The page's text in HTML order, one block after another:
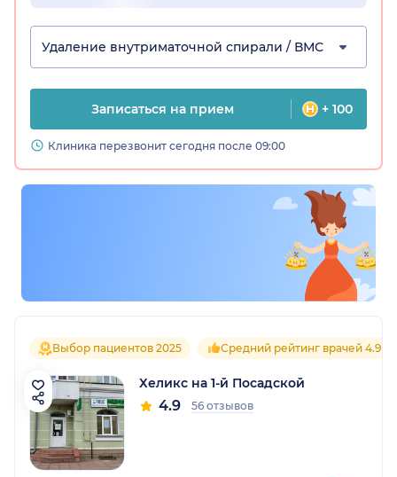
Удаление внутриматочной спирали / ВМС
Записаться на прием + 100
Клиника перезвонит сегодня после 09:00
Выбор пациентов 2025 Средний рейтинг врачей 4.9
Хеликс на 1-й Посадской
4.9 56 отзывов